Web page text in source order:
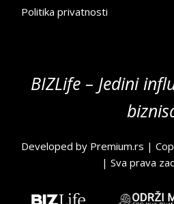
Politika privatnosti
BIZLife – Jedini
Developed by Premium.rs |
| Sva prava